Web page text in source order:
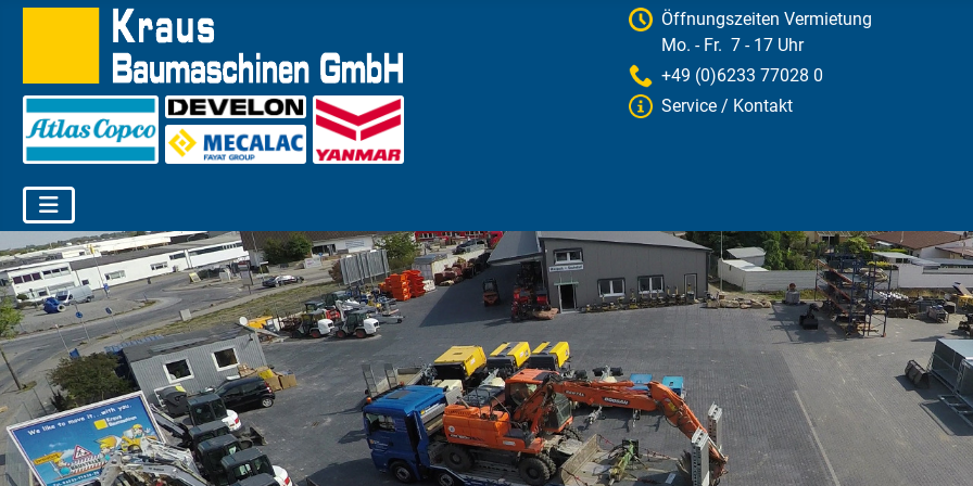
Öffnungszeiten Vermietung
Mo. - Fr. 7 - 17 Uhr
+49 (0)6233 77028 0
Service / Kontakt